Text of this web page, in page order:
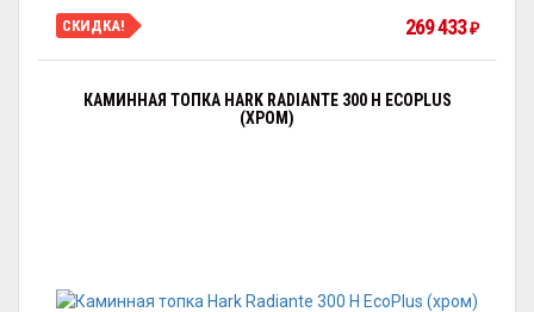
СКИДКА! 269 433₽
КАМИННАЯ ТОПКА HARK RADIANTE 300 H ECOPLUS
(ХРОМ)